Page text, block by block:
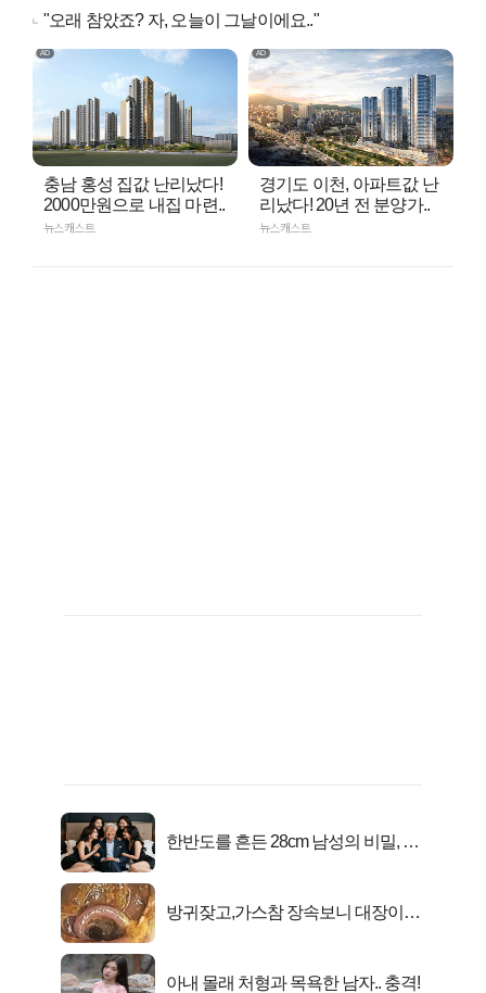
"오래 참았죠? 자, 오늘이 그날이에요.."
충남 홍성 집값 난리났다!
2000만원으로 내집 마련..
뉴스캐스트
경기도 이천, 아파트값 난
리났다! 20년 전 분양가..
뉴스캐스트
한반도를 흔든 28cm 남성의 비밀, 매
방귀잦고,가스참 장속보니 대장이아
아내 몰래 처형과 목욕한 남자.. 충격!